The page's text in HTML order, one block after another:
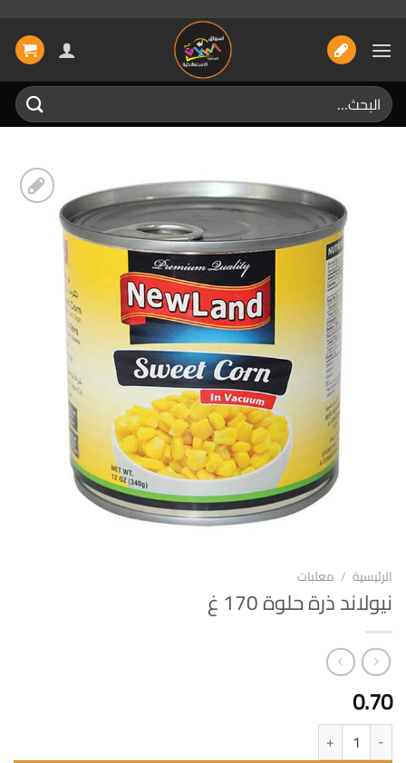
البحث
عن:
الرئيسية / معلبات
نيولاند ذرة حلوة 170 غ
0.70
كمية نيولاند ذرة حلوة 170 غ